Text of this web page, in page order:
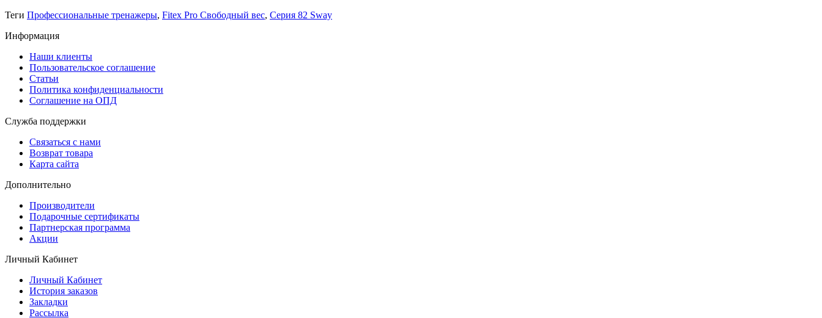
Теги Профессиональные тренажеры, Fitex Pro Cвободный вес, Серия 82 Sway
Информация
Наши клиенты
Пользовательское соглашение
Статьи
Политика конфиденциальности
Соглашение на ОПД
Служба поддержки
Связаться с нами
Возврат товара
Карта сайта
Дополнительно
Производители
Подарочные сертификаты
Партнерская программа
Акции
Личный Кабинет
Личный Кабинет
История заказов
Закладки
Рассылка